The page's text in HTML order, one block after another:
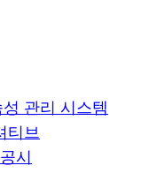
관리 시스템
티브
시